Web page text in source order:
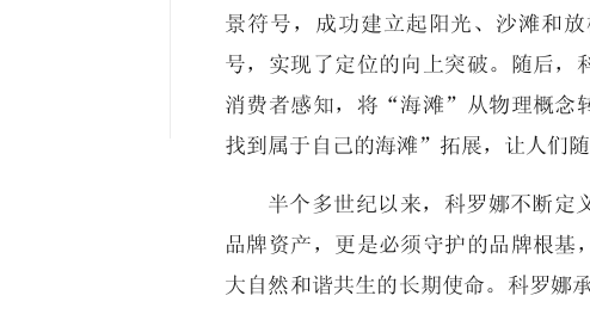
景符号，成功建立起阳光、沙滩和
号，实现了定位的向上突破。随后
消费者感知，将“海滩”从物理概念
找到属于自己的海滩”拓展，让人们
半个多世纪以来，科罗娜不断
品牌资产，更是必须守护的品牌根
大自然和谐共生的长期使命。科罗娜